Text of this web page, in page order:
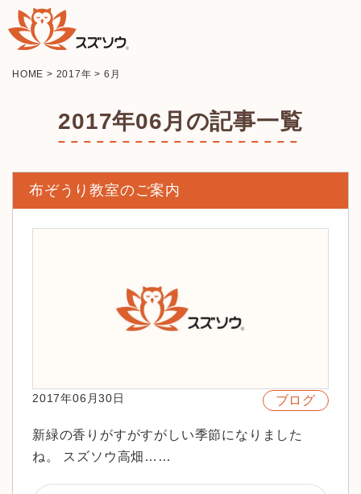
HOME > 2017年 >6月
2017年06月の記事一覧
布ぞうり教室のご案内
2017年06月30日 ブログ
新緑の香りがすがすがしい季節になりました
ね。 スズソウ高畑……